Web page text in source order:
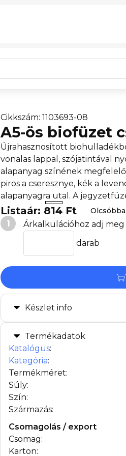
Cikkszám: 1103693-08
A5-ös biofüzet
Újrahasznosított
vonalas lappal, szójatintával
alapanyag színének
piros a cseresznye, kék a
alapanyagra utal. A
Listaár: 814 Ft
1
Árkalkulációhoz adj
darab
Készlet info
Termékadatok
Katalógus:
Kategória:
Termékméret:
Súly:
Szín:
Származás:
Csomagolás / export
Csomag:
Karton: